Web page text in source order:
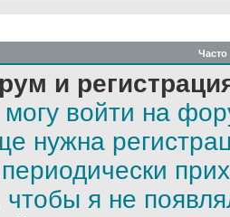
и
войти на
нужна
чтобы я не